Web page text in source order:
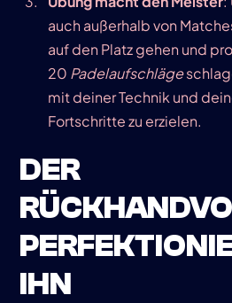
auch außerhalb von
auf den Platz gehen und
20 Padelaufschläge
mit deiner Technik und
Fortschritte zu erzielen.
DER
IHN